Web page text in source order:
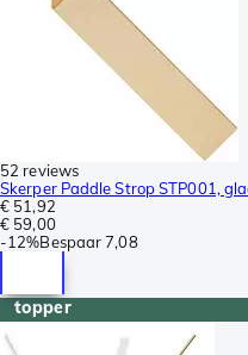
52 reviews
Skerper Paddle Strop STP001,
€ 51,92
€ 59,00
-12%Bespaar 7,08
topper